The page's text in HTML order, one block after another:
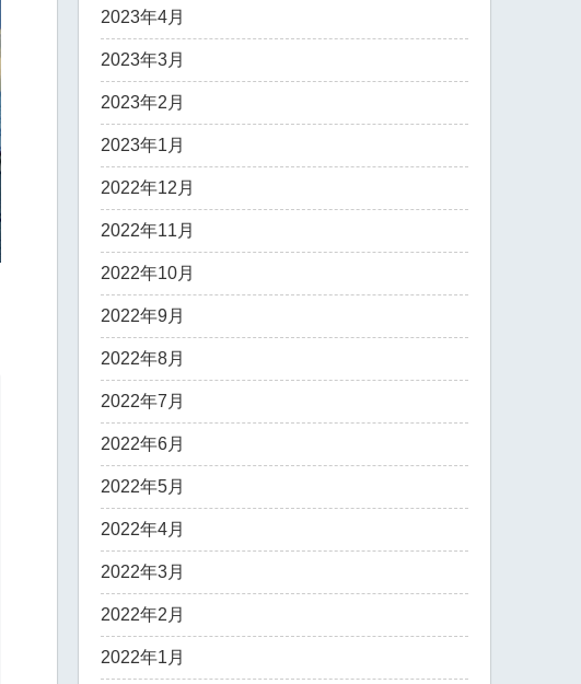
2023年4月
2023年3月
2023年2月
2023年1月
2022年12月
2022年11月
2022年10月
2022年9月
2022年8月
2022年7月
2022年6月
2022年5月
2022年4月
2022年3月
2022年2月
2022年1月